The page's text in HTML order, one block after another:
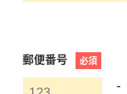
郵便番号 必須
-